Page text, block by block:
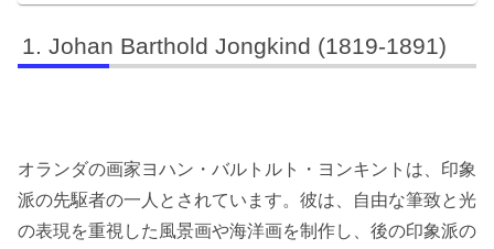
Johan Barthold Jongkind (1819-1891)
オランダの画家ヨハン・バルトルト・ヨンキントは、印象
派の先駆者の一人とされています。彼は、自由な筆致と光
の表現を重視した風景画や海洋画を制作し、後の印象派の